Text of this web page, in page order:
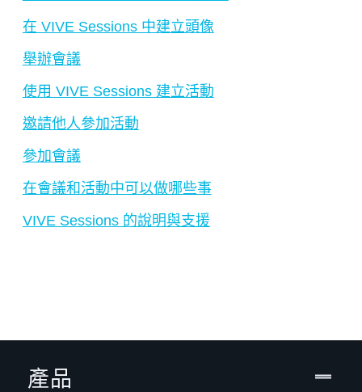
在 VIVE Sessions 中建立頭像
舉辦會議
使用 VIVE Sessions 建立活動
邀請他人參加活動
參加會議
在會議和活動中可以做哪些事
VIVE Sessions 的說明與支援
產品